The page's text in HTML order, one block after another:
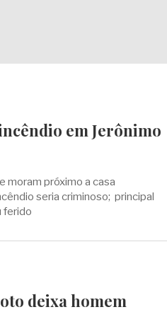
em Jerônimo
moram próximo a casa
seria criminoso; principal
ferido
deixa homem